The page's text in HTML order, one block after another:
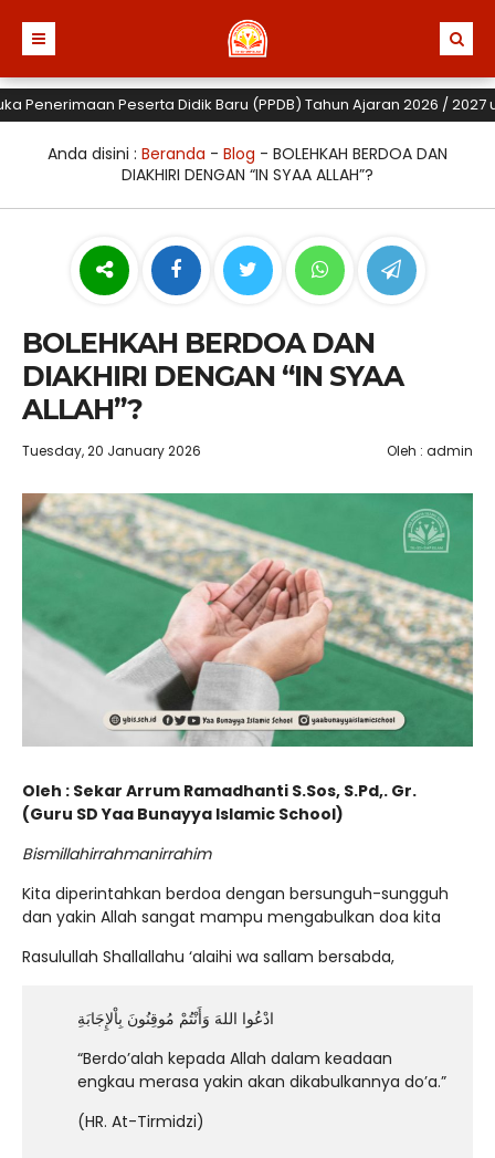
Peserta Didik Baru (PPDB) Tahun Ajaran 2026 / 2027
Anda disini : Beranda - Blog - BOLEHKAH BERDOA DAN
DIAKHIRI DENGAN “IN SYAA ALLAH”?
BOLEHKAH BERDOA DAN
DIAKHIRI DENGAN “IN SYAA
ALLAH”?
Tuesday, 20 January 2026 Oleh : admin
Oleh : Sekar Arrum Ramadhanti S.Sos, S.Pd,. Gr.
(Guru SD Yaa Bunayya Islamic School)
Bismillahirrahmanirrahim
Kita diperintahkan berdoa dengan bersunguh-sungguh
dan yakin Allah sangat mampu mengabulkan doa kita
Rasulullah Shallallahu ‘alaihi wa sallam bersabda,
ادْعُوا اللهَ وَأَنْتُمْ مُوقِنُونَ بِاْلإِجَابَةِ
“Berdo’alah kepada Allah dalam keadaan
engkau merasa yakin akan dikabulkannya do’a.”
(HR. At-Tirmidzi)